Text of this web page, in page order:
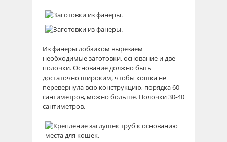
Из фанеры лобзиком вырезаем
необходимые заготовки, основание и две
полочки. Основание должно быть
достаточно широким, чтобы кошка не
перевернула всю конструкцию, порядка 60
сантиметров, можно больше. Полочки 30-40
сантиметров.